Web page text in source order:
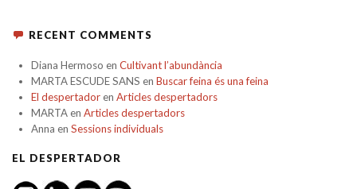
RECENT COMMENTS
Diana Hermoso en Cultivant l’abundància
MARTA ESCUDE SANS en Buscar feina és una feina
El despertadoren Articles despertadors
MARTAen Articles despertadors
Anna en Sessions individuals
EL DESPERTADOR